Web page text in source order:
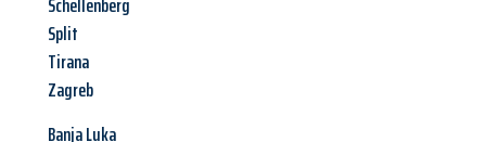
Split
Tirana
Zagreb
Banja Luka